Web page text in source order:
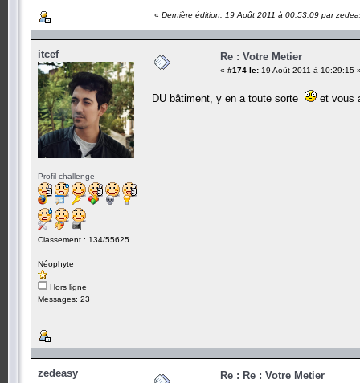
« Dernière édition: 19 Août 2011 à 00:53:09 par
itcef
Profil challenge
Classement : 134/55625
Néophyte
Hors ligne
Messages: 23
Re : Votre Metier
« #174 le: 19 Août 2011 à 10:29:15
DU bâtiment, y en a toute sorte et vous
zedeasy Re : Re : Votre Metier